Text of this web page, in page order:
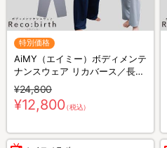
特別価格
AiMY（エイミー）ボディメンテ
ナンスウェア リカバース／長袖
長ズボン／上下セット／リカバ
リーウェア
¥24,800
¥12,800（税込）